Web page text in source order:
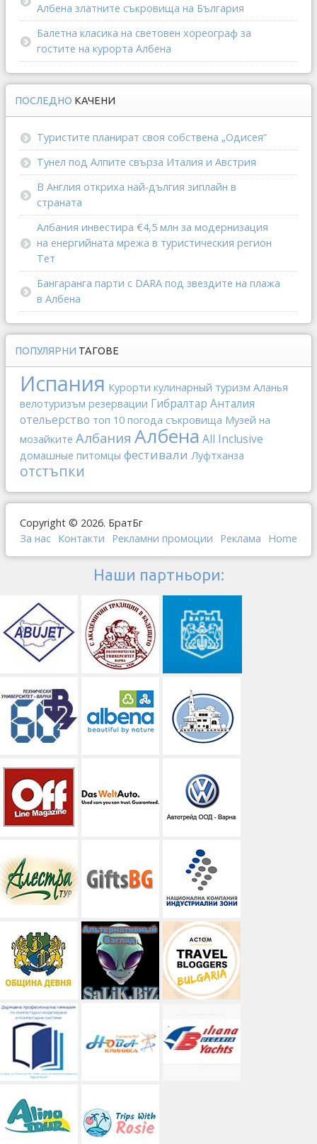
Албена златните съкровища на България
Балетна класика на световен хореограф за
гостите на курорта Албена
ПОСЛЕДНО КАЧЕНИ
Туристите планират своя собствена „Одисея“
Тунел под Алпите свърза Италия и Австрия
В Англия откриха най-дългия зиплайн в
страната
Албания инвестира €4,5 млн за модернизация
на енергийната мрежа в туристическия регион
Тет
Бангаранга парти с DARA под звездите на плажа
в Албена
ПОПУЛЯРНИ ТАГОВЕ
Испания Курорти кулинарный туризм Аланья
велотуризъм резервации Гибралтар Анталия
отельерство топ 10 погода съкровища Музей на
мозайките Албания Албена All Inclusive
домашные питомцы фестивали Луфтханза
отстъпки
Copyright © 2026. БратБг
За нас Контакти Рекламни промоции Реклама Home
Наши партньори: